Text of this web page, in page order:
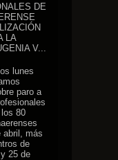
DE
LA
V...
lunes
paro a
80
abril, más
de
25 de